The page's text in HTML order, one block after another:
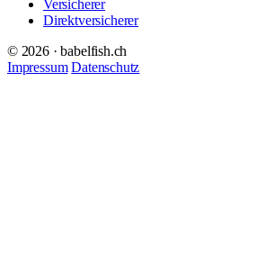
Versicherer
Direktversicherer
© 2026 · babelfish.ch
Impressum Datenschutz